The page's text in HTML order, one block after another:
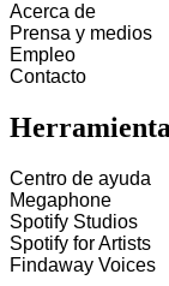
Acerca de
Prensa y medios
Empleo
Contacto
Centro de ayuda
Megaphone
Spotify Studios
Spotify for Artists
Findaway Voices